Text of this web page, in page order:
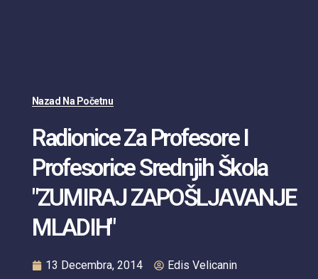
Nazad Na Početnu
Radionice Za Profesore I
Profesorice Srednjih Škola
"ZUMIRAJ ZAPOŠLJAVANJE
MLADIH"
13 Decembra, 2014 Edis Velicanin